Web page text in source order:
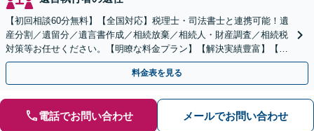
【初回相談60分無料】【全国対応】税理士・司法書士と連携可能！遺
産分割／遺留分／遺言書作成／相続放棄／相続人・財産調査／相続税
対策等お任せください。【明瞭な料金プラン】【解決実績豊富】【電
話相談可】
料金表を見る
電話でお問い合わせ メールでお問い合わせ